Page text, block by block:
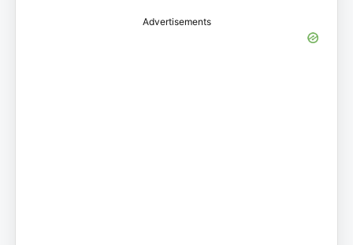
Advertisements